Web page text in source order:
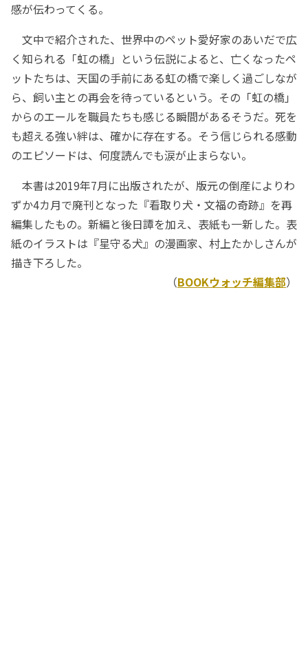
感が伝わってくる。
文中で紹介された、世界中のペット愛好家のあいだで広
く知られる「虹の橋」という伝説によると、亡くなったペ
ットたちは、天国の手前にある虹の橋で楽しく過ごしなが
ら、飼い主との再会を待っているという。その「虹の橋」
からのエールを職員たちも感じる瞬間があるそうだ。死を
も超える強い絆は、確かに存在する。そう信じられる感動
のエピソードは、何度読んでも涙が止まらない。
本書は2019年7月に出版されたが、版元の倒産によりわ
ずか4カ月で廃刊となった『看取り犬・文福の奇跡』を再
編集したもの。新編と後日譚を加え、表紙も一新した。表
紙のイラストは『星守る犬』の漫画家、村上たかしさんが
描き下ろした。
（BOOKウォッチ編集部）